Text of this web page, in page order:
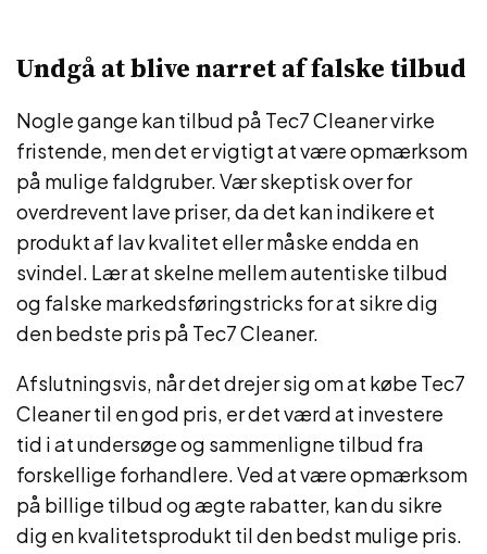
Undgå at blive narret af falske tilbud
Nogle gange kan tilbud på Tec7 Cleaner virke
fristende, men det er vigtigt at være opmærksom
på mulige faldgruber. Vær skeptisk over for
overdrevent lave priser, da det kan indikere et
produkt af lav kvalitet eller måske endda en
svindel. Lær at skelne mellem autentiske tilbud
og falske markedsføringstricks for at sikre dig
den bedste pris på Tec7 Cleaner.
Afslutningsvis, når det drejer sig om at købe Tec7
Cleaner til en god pris, er det værd at investere
tid i at undersøge og sammenligne tilbud fra
forskellige forhandlere. Ved at være opmærksom
på billige tilbud og ægte rabatter, kan du sikre
dig en kvalitetsprodukt til den bedst mulige pris.